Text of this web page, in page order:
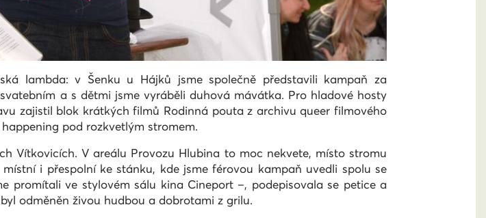
lambda: v Šenku u Hájků jsme společně představili kampaň za
a s dětmi jsme vyráběli duhová mávátka. Pro hladové hosty
zajistil blok krátkých filmů Rodinná pouta z archivu queer filmového
pod rozkvetlým stromem.
Vítkovicích. V areálu Provozu Hlubina to moc nekvete, místo stromu
i přespolní ke stánku, kde jsme férovou kampaň uvedli spolu se
promítali ve stylovém sálu kina Cineport –, podepisovala se petice a
odměněn živou hudbou a dobrotami z grilu.